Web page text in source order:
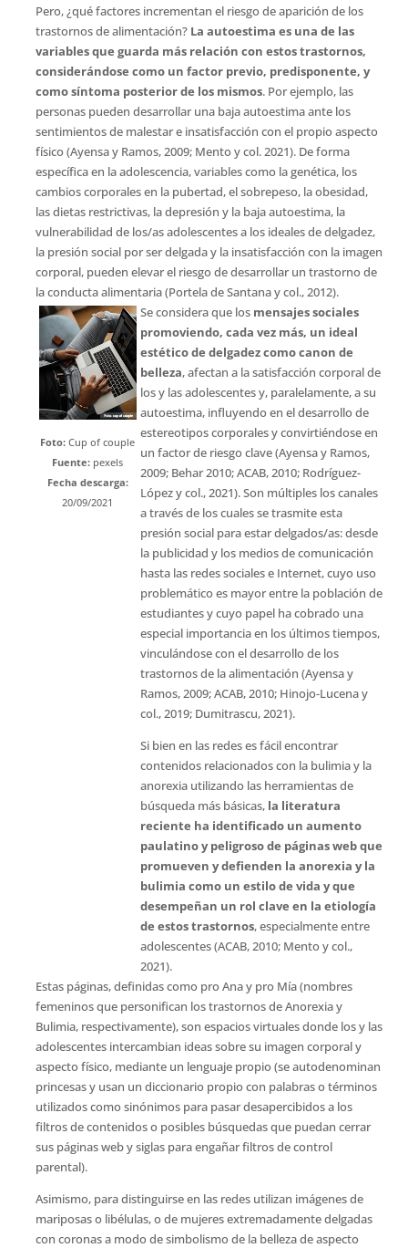
Pero, ¿qué factores incrementan el riesgo de aparición de los
trastornos de alimentación? La autoestima es una de las
variables que guarda más relación con estos trastornos,
considerándose como un factor previo, predisponente, y
como síntoma posterior de los mismos. Por ejemplo, las
personas pueden desarrollar una baja autoestima ante los
sentimientos de malestar e insatisfacción con el propio aspecto
físico (Ayensa y Ramos, 2009; Mento y col. 2021). De forma
específica en la adolescencia, variables como la genética, los
cambios corporales en la pubertad, el sobrepeso, la obesidad,
las dietas restrictivas, la depresión y la baja autoestima, la
vulnerabilidad de los/as adolescentes a los ideales de delgadez,
la presión social por ser delgada y la insatisfacción con la imagen
corporal, pueden elevar el riesgo de desarrollar un trastorno de
la conducta alimentaria (Portela de Santana y col., 2012).
Foto: Cup of couple
Fuente: pexels
Fecha descarga:
20/09/2021
Se considera que los mensajes sociales
promoviendo, cada vez más, un ideal
estético de delgadez como canon de
belleza, afectan a la satisfacción corporal de
los y las adolescentes y, paralelamente, a su
autoestima, influyendo en el desarrollo de
estereotipos corporales y convirtiéndose en
un factor de riesgo clave (Ayensa y Ramos,
2009; Behar 2010; ACAB, 2010; Rodríguez-
López y col., 2021). Son múltiples los canales
a través de los cuales se trasmite esta
presión social para estar delgados/as: desde
la publicidad y los medios de comunicación
hasta las redes sociales e Internet, cuyo uso
problemático es mayor entre la población de
estudiantes y cuyo papel ha cobrado una
especial importancia en los últimos tiempos,
vinculándose con el desarrollo de los
trastornos de la alimentación (Ayensa y
Ramos, 2009; ACAB, 2010; Hinojo-Lucena y
col., 2019; Dumitrascu, 2021).
Si bien en las redes es fácil encontrar
contenidos relacionados con la bulimia y la
anorexia utilizando las herramientas de
búsqueda más básicas, la literatura
reciente ha identificado un aumento
paulatino y peligroso de páginas web que
promueven y defienden la anorexia y la
bulimia como un estilo de vida y que
desempeñan un rol clave en la etiología
de estos trastornos, especialmente entre
adolescentes (ACAB, 2010; Mento y col.,
2021).
Estas páginas, definidas como pro Ana y pro Mía (nombres
femeninos que personifican los trastornos de Anorexia y
Bulimia, respectivamente), son espacios virtuales donde los y las
adolescentes intercambian ideas sobre su imagen corporal y
aspecto físico, mediante un lenguaje propio (se autodenominan
princesas y usan un diccionario propio con palabras o términos
utilizados como sinónimos para pasar desapercibidos a los
filtros de contenidos o posibles búsquedas que puedan cerrar
sus páginas web y siglas para engañar filtros de control
parental).
Asimismo, para distinguirse en las redes utilizan imágenes de
mariposas o libélulas, o de mujeres extremadamente delgadas
con coronas a modo de simbolismo de la belleza de aspecto